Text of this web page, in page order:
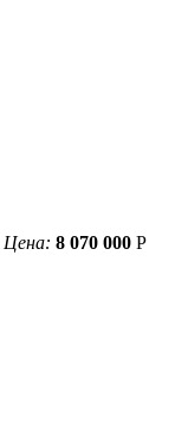
Цена: 8 070 000 Р